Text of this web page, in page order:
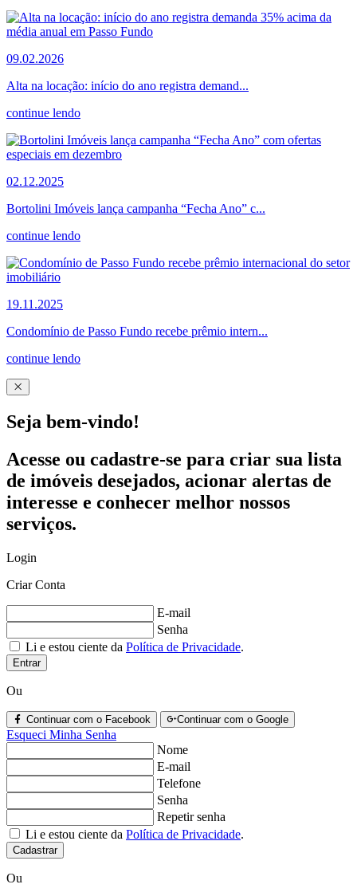
09.02.2026
Alta na locação: início do ano registra demand...
continue lendo
02.12.2025
Bortolini Imóveis lança campanha “Fecha Ano” c...
continue lendo
19.11.2025
Condomínio de Passo Fundo recebe prêmio intern...
continue lendo
Seja bem-vindo!
Acesse ou cadastre-se para criar sua lista
de imóveis desejados, acionar alertas de
interesse e conhecer melhor nossos
serviços.
Login
Criar Conta
E-mail
Senha
Li e estou ciente da Política de Privacidade.
Entrar
Ou
Continuar com o Facebook Continuar com o Google
Esqueci Minha Senha
Nome
E-mail
Telefone
Senha
Repetir senha
Li e estou ciente da Política de Privacidade.
Cadastrar
Ou